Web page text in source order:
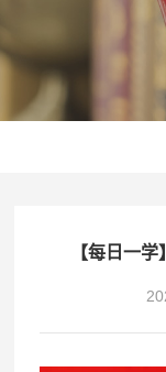
【每日一